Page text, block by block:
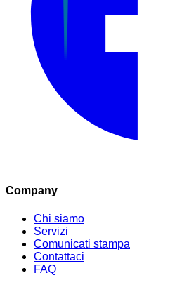
Company
Chi siamo
Servizi
Comunicati stampa
Contattaci
FAQ